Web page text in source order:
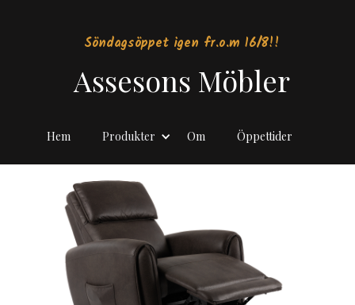
Söndagsöppet igen fr.o.m 16/8!!
Assesons Möbler
Hem Produkter Om Öppettider